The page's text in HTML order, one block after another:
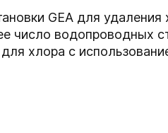
GEA для
число водопроводных
хлора с